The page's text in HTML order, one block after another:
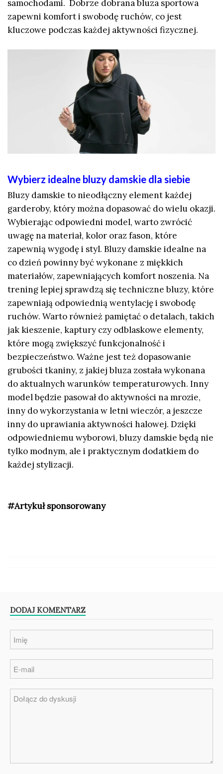
samochodami. Dobrze dobrana bluza sportowa
zapewni komfort i swobodę ruchów, co jest
kluczowe podczas każdej aktywności fizycznej.
Wybierz idealne bluzy damskie dla siebie
Bluzy damskie to nieodłączny element każdej
garderoby, który można dopasować do wielu okazji.
Wybierając odpowiedni model, warto zwrócić
uwagę na materiał, kolor oraz fason, które
zapewnią wygodę i styl. Bluzy damskie idealne na
co dzień powinny być wykonane z miękkich
materiałów, zapewniających komfort noszenia. Na
trening lepiej sprawdzą się techniczne bluzy, które
zapewniają odpowiednią wentylację i swobodę
ruchów. Warto również pamiętać o detalach, takich
jak kieszenie, kaptury czy odblaskowe elementy,
które mogą zwiększyć funkcjonalność i
bezpieczeństwo. Ważne jest też dopasowanie
grubości tkaniny, z jakiej bluza została wykonana
do aktualnych warunków temperaturowych. Inny
model będzie pasował do aktywności na mrozie,
inny do wykorzystania w letni wieczór, a jeszcze
inny do uprawiania aktywności halowej. Dzięki
odpowiedniemu wyborowi, bluzy damskie będą nie
tylko modnym, ale i praktycznym dodatkiem do
każdej stylizacji.
#Artykuł sponsorowany
DODAJ KOMENTARZ